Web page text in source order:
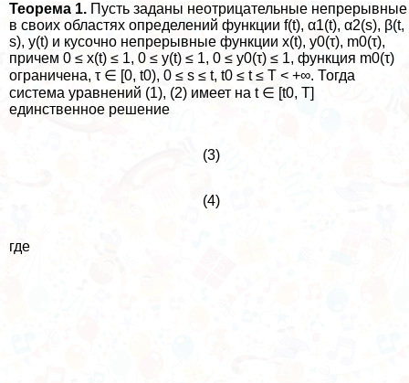
Теорема 1. Пусть заданы неотрицательные непрерывные
в своих областях определений функции f(t), α1(t), α2(s), β(t,
s), y(t) и кусочно непрерывные функции x(t), y0(τ), m0(τ),
причем 0 ≤ x(t) ≤ 1, 0 ≤ y(t) ≤ 1, 0 ≤ y0(τ) ≤ 1, функция m0(τ)
ограничена, τ ∈ [0, t0), 0 ≤ s ≤ t, t0 ≤ t ≤ T < +∞. Тогда
система уравнений (1), (2) имеет на t ∈ [t0, T]
единственное решение
(3)
(4)
где